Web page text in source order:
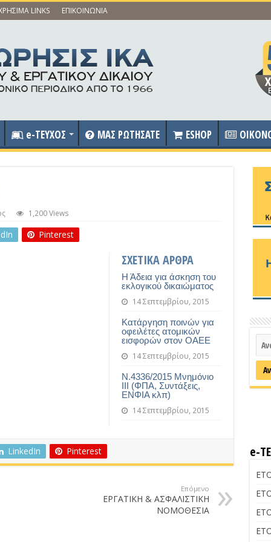
LINKS ΕΠΙΚΟΙΝΩΝΙΑ
e-ΤΕΥΧΟΣ ΜΑΣ ΡΩΤΗΣΑΤΕ ESHOP
1,200 Views
Pinterest
ΣΧΕΤΙΚΑ ΑΡΘΡΑ
Η Άδεια για άσκηση του
εκλογικού δικαιώματος
14 Σεπτεμβρίου, 2015
Κατάργηση ποινών για
οφειλέτες ατομικών
εισφορών στον ΟΑΕΕ
14 Σεπτεμβρίου, 2015
Ν.4336/2015 Μνημόνιο
ΙΙΙ (ΦΠΑ, Συντάξεις,
ΕΝΦΙΑ κλπ)
14 Σεπτεμβρίου, 2015
LinkedIn Pinterest
Επόμενο
ΕΡΓΑΤΙΚΗ & ΑΣΦΑΛΙΣΤΙΚΗ
ΝΟΜΟΘΕΣΙΑ
e-